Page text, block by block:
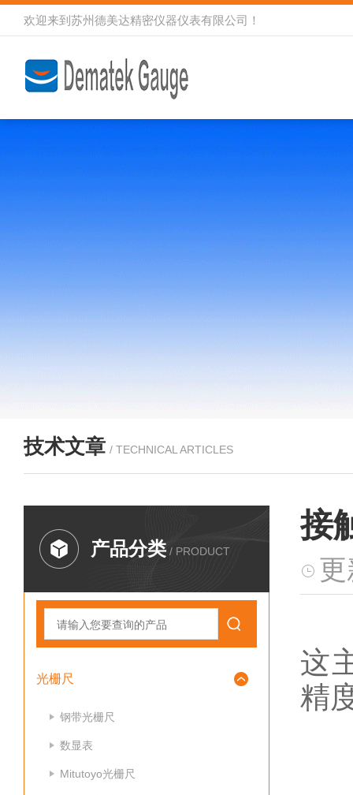
欢迎来到 苏州德美达精密仪器仪表有限公司 ！
技术文章 / TECHNICAL ARTICLES
产品分类 / PRODUCT
光栅尺
钢带光栅尺
数显表
Mitutoyo光栅尺
接
这
精